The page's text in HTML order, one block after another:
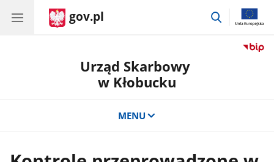
gov.pl
przejdź
Urząd Skarbowy
w Kłobucku
MENU